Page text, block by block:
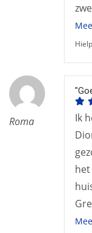
Roma
Ik
het